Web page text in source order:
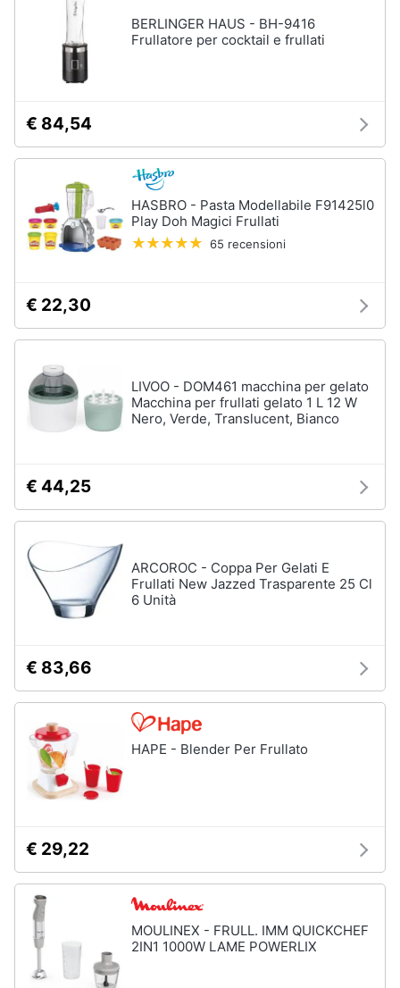
BERLINGER HAUS - BH-9416
Frullatore per cocktail e frullati
€ 84,54
HASBRO - Pasta Modellabile F91425l0
Play Doh Magici Frullati
65 recensioni
€ 22,30
LIVOO - DOM461 macchina per gelato
Macchina per frullati gelato 1 L 12 W
Nero, Verde, Translucent, Bianco
€ 44,25
ARCOROC - Coppa Per Gelati E
Frullati New Jazzed Trasparente 25 Cl
6 Unità
€ 83,66
HAPE - Blender Per Frullato
€ 29,22
MOULINEX - FRULL. IMM QUICKCHEF
2IN1 1000W LAME POWERLIX